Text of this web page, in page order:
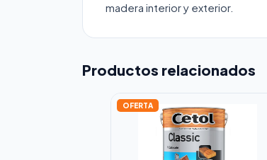
madera interior y exterior.
Productos relacionados
OFERTA